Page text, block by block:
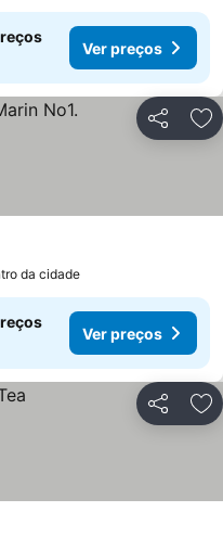
Ver preços
Partilhar
da cidade
Ver preços
Partilhar